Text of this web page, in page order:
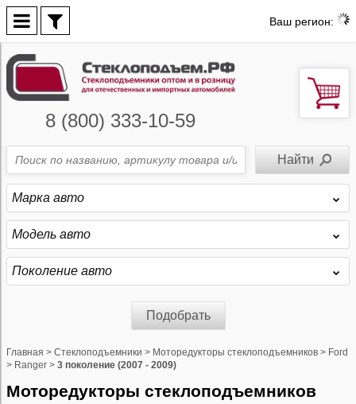
Ваш регион:
8 (800) 333-10-59
Марка авто
Модель авто
Поколение авто
Подобрать
Главная > Стеклоподъемники > Моторедукторы стеклоподъемников > Ford
> Ranger > 3 поколение (2007 - 2009)
Моторедукторы стеклоподъемников